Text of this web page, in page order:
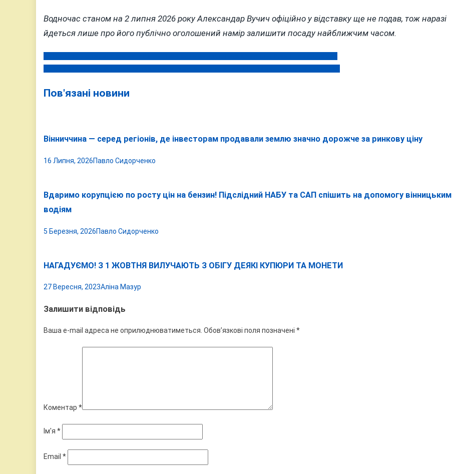
Водночас станом на 2 липня 2026 року Александар Вучич офіційно у відставку ще не подав, тож наразі
йдеться лише про його публічно оголошений намір залишити посаду найближчим часом.
Навігація
Пов'язані новини
Вінниччина — серед регіонів, де інвесторам продавали землю значно дорожче за ринкову ціну
16 Липня, 2026Павло Сидорченко
Вдаримо корупцією по росту цін на бензин! Підслідний НАБУ та САП спішить на допомогу вінницьким
водіям
5 Березня, 2026Павло Сидорченко
НАГАДУЄМО! З 1 ЖОВТНЯ ВИЛУЧАЮТЬ З ОБІГУ ДЕЯКІ КУПЮРИ ТА МОНЕТИ
27 Вересня, 2023Аліна Мазур
Залишити відповідь
Ваша e-mail адреса не оприлюднюватиметься. Обов’язкові поля позначені *
Коментар *
Ім'я *
Email *